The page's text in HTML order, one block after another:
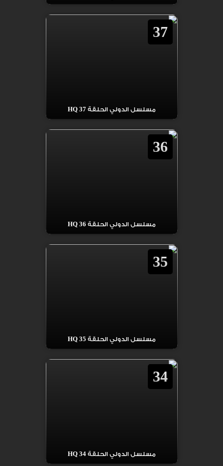
37
مسلسل الدولي الحلقة 37 HQ
36
مسلسل الدولي الحلقة 36 HQ
35
مسلسل الدولي الحلقة 35 HQ
34
مسلسل الدولي الحلقة 34 HQ